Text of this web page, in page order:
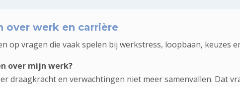
over werk en carrière
op vragen die vaak spelen bij werkstress, loopbaan, keuzes
over mijn werk?
draagkracht en verwachtingen niet meer samenvallen. Dat